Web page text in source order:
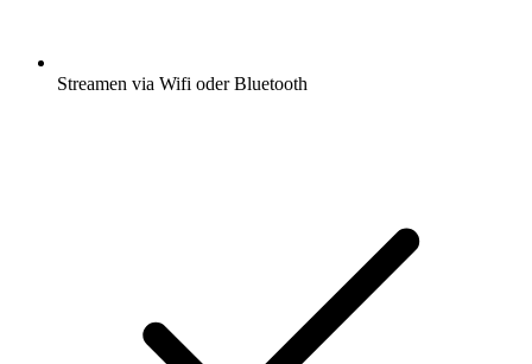
Streamen via Wifi oder Bluetooth